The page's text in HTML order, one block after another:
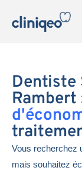
Dentiste
Rambert
Vous recherchez
mais souhaitez